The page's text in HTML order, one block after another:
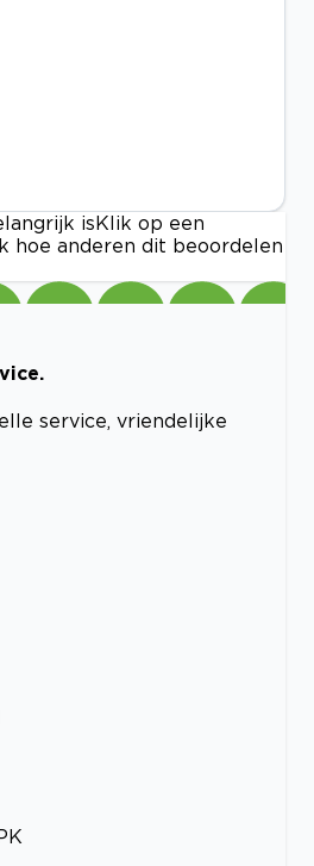
is Klik op een
hoe anderen dit beoordelen
service, vriendelijke